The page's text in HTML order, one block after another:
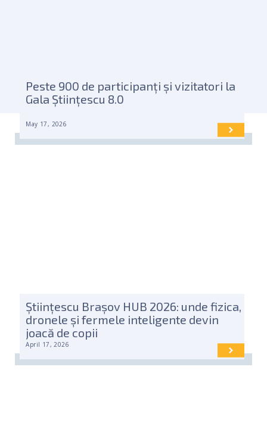
Peste 900 de participanți și vizitatori la
Gala Științescu 8.0
May 17, 2026
Științescu Brașov HUB 2026: unde fizica,
dronele și fermele inteligente devin
joacă de copii
April 17, 2026